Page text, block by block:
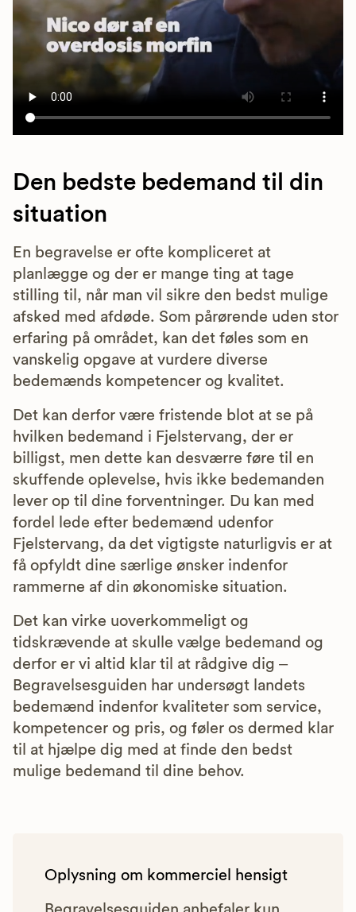
Den bedste bedemand til din
situation
En begravelse er ofte kompliceret at
planlægge og der er mange ting at tage
stilling til, når man vil sikre den bedst mulige
afsked med afdøde. Som pårørende uden stor
erfaring på området, kan det føles som en
vanskelig opgave at vurdere diverse
bedemænds kompetencer og kvalitet.
Det kan derfor være fristende blot at se på
hvilken bedemand i Fjelstervang, der er
billigst, men dette kan desværre føre til en
skuffende oplevelse, hvis ikke bedemanden
lever op til dine forventninger. Du kan med
fordel lede efter bedemænd udenfor
Fjelstervang, da det vigtigste naturligvis er at
få opfyldt dine særlige ønsker indenfor
rammerne af din økonomiske situation.
Det kan virke uoverkommeligt og
tidskrævende at skulle vælge bedemand og
derfor er vi altid klar til at rådgive dig –
Begravelsesguiden har undersøgt landets
bedemænd indenfor kvaliteter som service,
kompetencer og pris, og føler os dermed klar
til at hjælpe dig med at finde den bedst
mulige bedemand til dine behov.
Oplysning om kommerciel hensigt